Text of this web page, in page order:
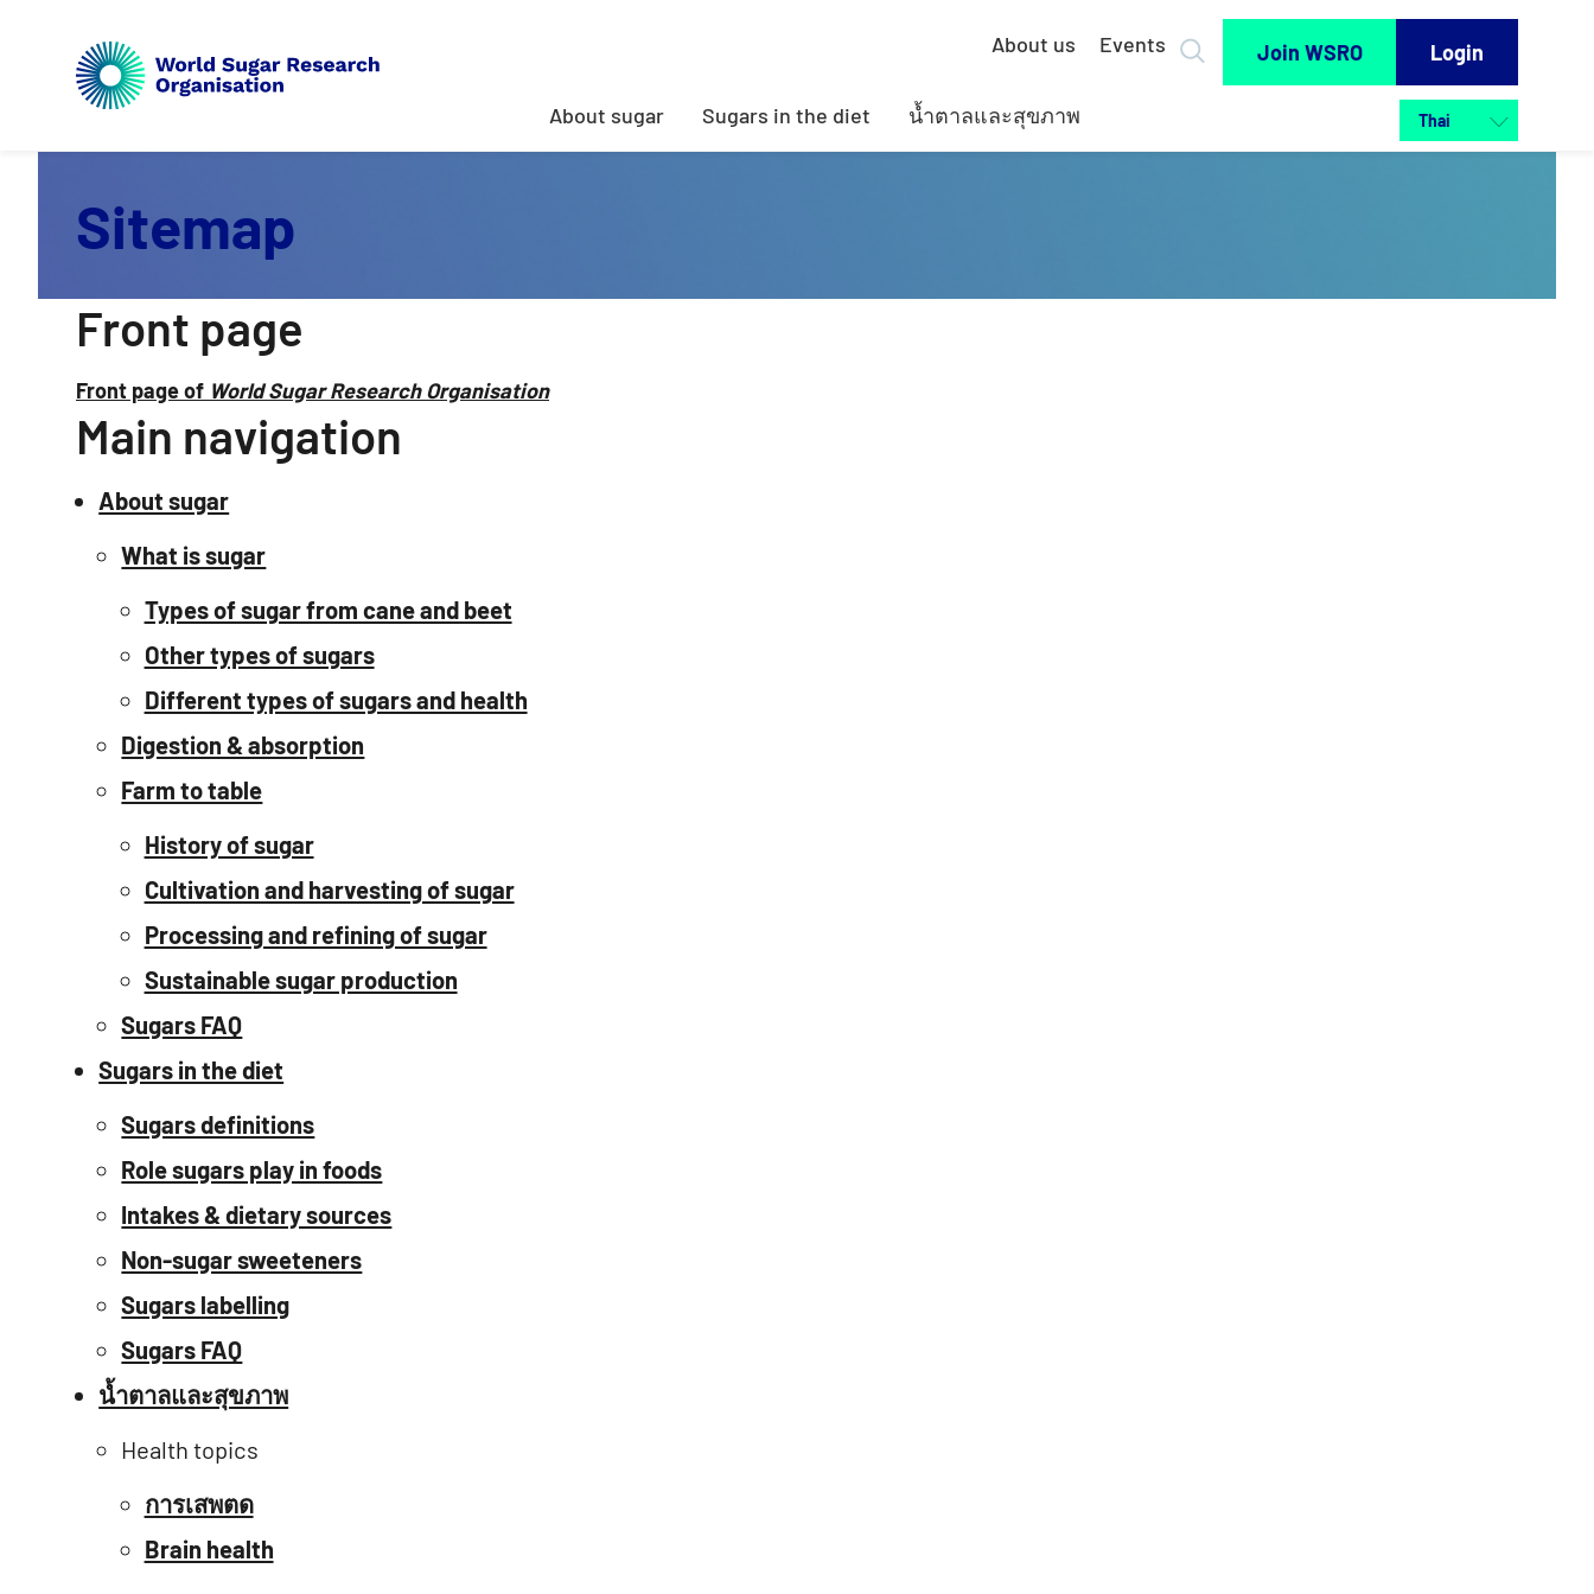
About sugar Sugars in the diet น้ำตาลและสุขภาพ
About us Events Join WSRO Login
Sitemap
Front page
Front page of World Sugar Research Organisation
Main navigation
About sugar
What is sugar
Types of sugar from cane and beet
Other types of sugars
Different types of sugars and health
Digestion & absorption
Farm to table
History of sugar
Cultivation and harvesting of sugar
Processing and refining of sugar
Sustainable sugar production
Sugars FAQ
Sugars in the diet
Sugars definitions
Role sugars play in foods
Intakes & dietary sources
Non-sugar sweeteners
Sugars labelling
Sugars FAQ
น้ำตาลและสุขภาพ
Health topics
การเสพตด
Brain health